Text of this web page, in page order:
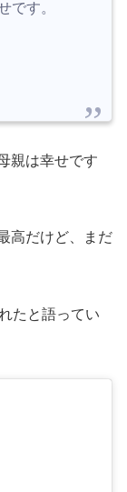
です。
親は幸せです
高だけど、まだ
たと語ってい